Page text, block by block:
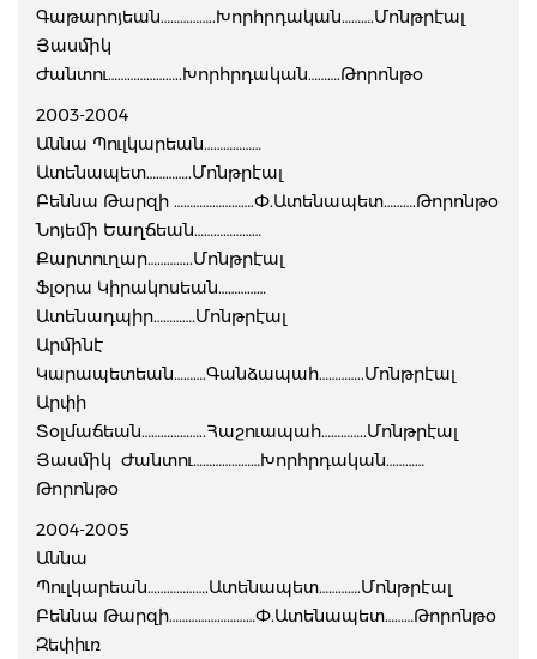
Գաթարոյեան……………..Խորհրդական……….Մոնթրէալ
Յասմիկ
Ժանտու…………………..Խորհրդական……….Թորոնթօ
2003-2004
Աննա Պուլկարեան………………
Ատենապետ…………..Մոնթրէալ
Բեննա Թարզի …………………….Փ.Ատենապետ……….Թորոնթօ
Նոյեմի Եաղճեան…………………
Քարտուղար…………..Մոնթրէալ
Ֆլօրա Կիրակոսեան……………
Ատենադպիր………….Մոնթրէալ
Արմինէ
Կարապետեան……….Գանձապահ…………..Մոնթրէալ
Արփի
Տօլմաճեան………………..Հաշուապահ…………..Մոնթրէալ
Յասմիկ Ժանտու…………………Խորհրդական…………
Թորոնթօ
2004-2005
Աննա
Պուլկարեան……………….Ատենապետ………….Մոնթրէալ
Բեննա Թարզի………………………Փ.Ատենապետ………Թորոնթօ
Զեփիւռ